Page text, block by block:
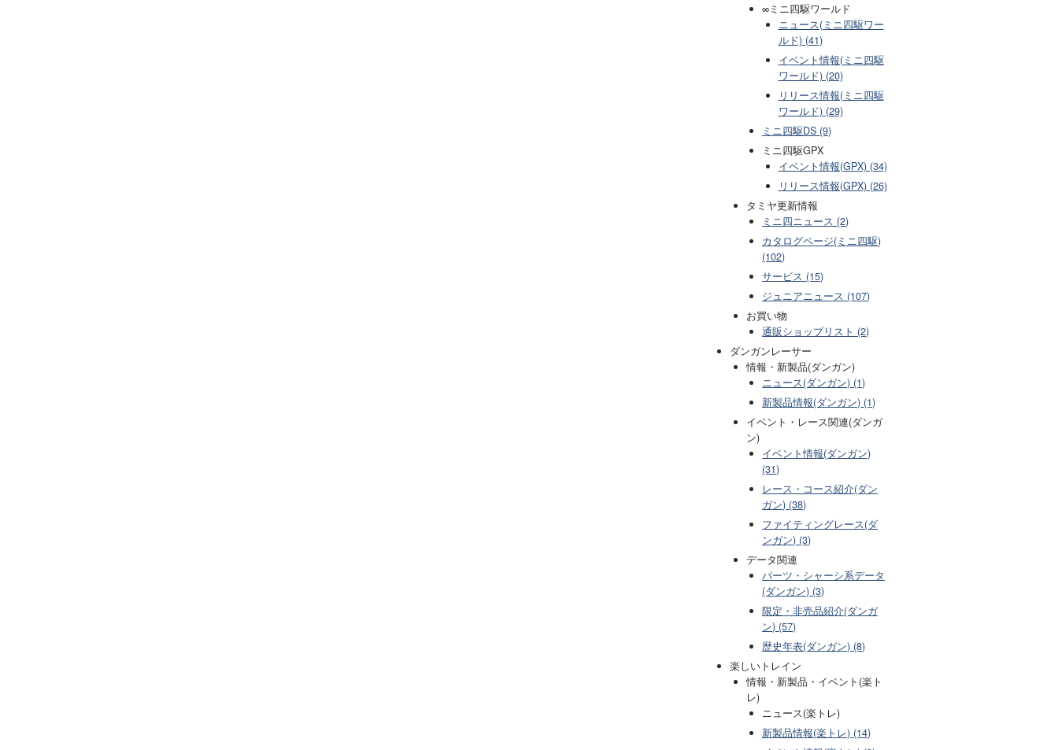
∞ミニ四駆ワールド
ニュース(ミニ四駆ワー
ルド) (41)
イベント情報(ミニ四駆
ワールド) (20)
リリース情報(ミニ四駆
ワールド) (29)
ミニ四駆DS (9)
ミニ四駆GPX
イベント情報(GPX) (34)
リリース情報(GPX) (26)
タミヤ更新情報
ミニ四ニュース (2)
カタログページ(ミニ四駆)
(102)
サービス (15)
ジュニアニュース (107)
お買い物
通販ショップリスト (2)
ダンガンレーサー
情報・新製品(ダンガン)
ニュース(ダンガン) (1)
新製品情報(ダンガン) (1)
イベント・レース関連(ダンガ
ン)
イベント情報(ダンガン)
(31)
レース・コース紹介(ダン
ガン) (38)
ファイティングレース(ダ
ンガン) (3)
データ関連
パーツ・シャーシ系データ
(ダンガン) (3)
限定・非売品紹介(ダンガ
ン) (57)
歴史年表(ダンガン) (8)
楽しいトレイン
情報・新製品・イベント(楽ト
レ)
ニュース(楽トレ)
新製品情報(楽トレ) (14)